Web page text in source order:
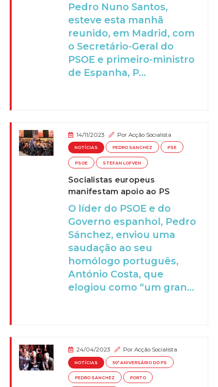
Pedro Nuno Santos,
esteve esta manhã
reunido, em Madrid, com
o Secretário-Geral do
PSOE e primeiro-ministro
de Espanha, P...
14/11/2023 PorAcção Socialista
NOTÍCIAS PEDRO SANCHEZ PSE
PSOE STEFAN LOFVEN
Socialistas europeus
manifestam apoio ao PS
O líder do PSOE e do
Governo espanhol, Pedro
Sánchez, enviou uma
saudação ao seu
homólogo português,
António Costa, que
elogiou como “um gran...
24/04/2023 PorAcção Socialista
NOTÍCIAS 50º ANIVERSÁRIO DO PS
PEDRO SANCHEZ PORTO